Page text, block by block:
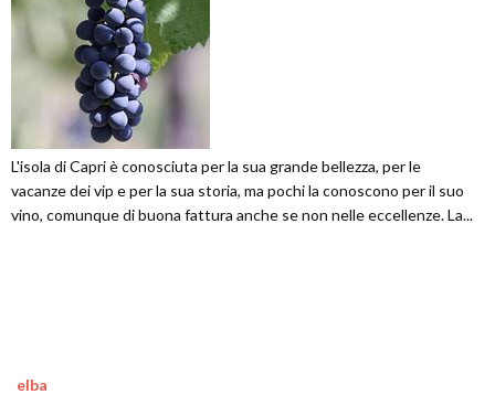
L'isola di Capri è conosciuta per la sua grande bellezza, per le
vacanze dei vip e per la sua storia, ma pochi la conoscono per il suo
vino, comunque di buona fattura anche se non nelle eccellenze. La...
elba